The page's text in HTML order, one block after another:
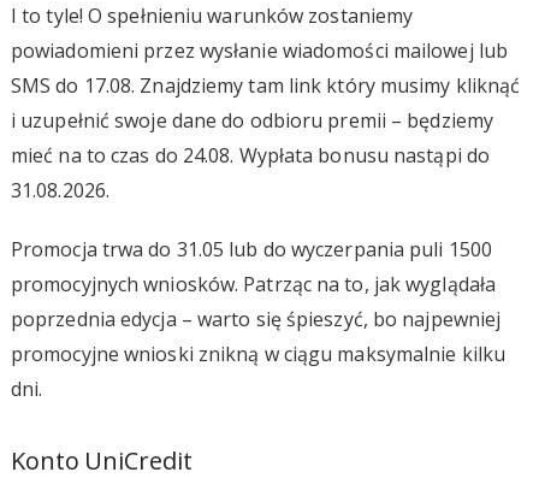
I to tyle! O spełnieniu warunków zostaniemy
powiadomieni przez wysłanie wiadomości mailowej lub
SMS do 17.08. Znajdziemy tam link który musimy kliknąć
i uzupełnić swoje dane do odbioru premii – będziemy
mieć na to czas do 24.08. Wypłata bonusu nastąpi do
31.08.2026.
Promocja trwa do 31.05 lub do wyczerpania puli 1500
promocyjnych wniosków. Patrząc na to, jak wyglądała
poprzednia edycja – warto się śpieszyć, bo najpewniej
promocyjne wnioski znikną w ciągu maksymalnie kilku
dni.
Konto UniCredit